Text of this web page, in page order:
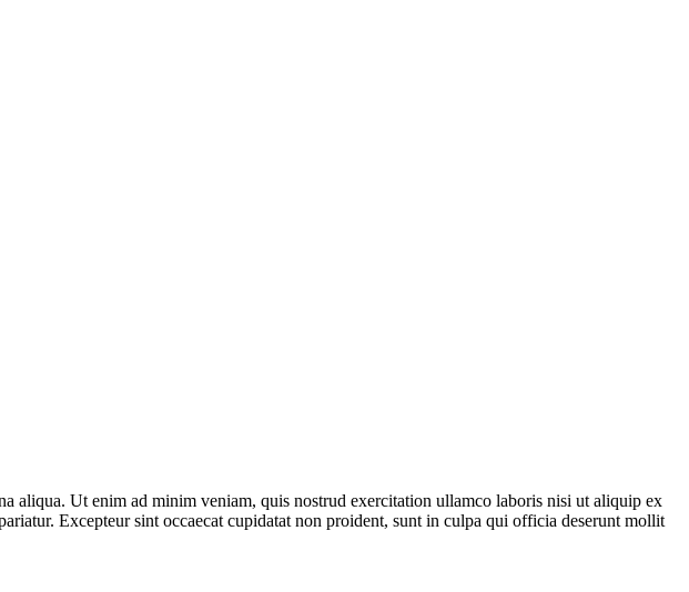
aliqua. Ut enim ad minim veniam, quis nostrud exercitation ullamco laboris nisi ut aliquip ex
Excepteur sint occaecat cupidatat non proident, sunt in culpa qui officia deserunt mollit